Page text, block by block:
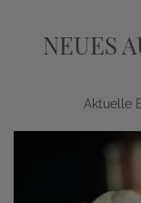
NEUES
Aktuelle